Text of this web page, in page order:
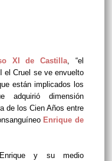
XI de Castilla, “el
el Cruel se ve envuelto
están implicados los
adquirió dimensión
de los Cien Años entre
Enrique de
y su medio